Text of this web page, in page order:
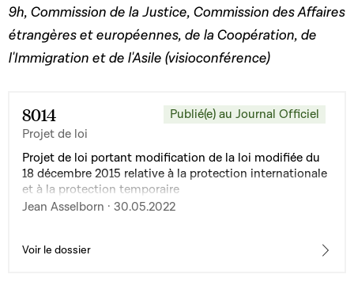
9h, Commission de la Justice, Commission des Affaires
étrangères et européennes, de la Coopération, de
l'Immigration et de l'Asile (visioconférence)
8014
Projet de loi
Publié(e) au Journal Officiel
Projet de loi portant modification de la loi modifiée du
18 décembre 2015 relative à la protection internationale
et à la protection temporaire
Jean Asselborn · 30.05.2022
Voir le dossier